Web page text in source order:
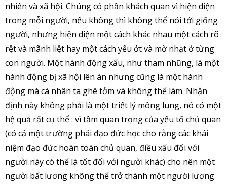
nhiên và xã hội. Chúng có phần khách quan vì hiện diện
trong mỗi người, nếu không thì không thể nói tới giống
người, nhưng hiện diện một cách khác nhau một cách rõ
rệt và mãnh liệt hay một cách yếu ớt và mờ nhạt ở từng
con người. Một hành động xấu, như tham nhũng, là một
hành động bị xã hội lên án nhưng cũng là một hành
động mà cá nhân ta ghê tởm và không thể làm. Nhận
định này không phải là một triết lý mông lung, nó có một
hệ quả rất cụ thể : vì tầm quan trọng của yếu tố chủ quan
(có cả một trường phái đạo đức học cho rằng các khái
niệm đạo đức hoàn toàn chủ quan, điều xấu đối với
người này có thể là tốt đối với người khác) cho nên một
người bất lương không thể trở thành một người lương